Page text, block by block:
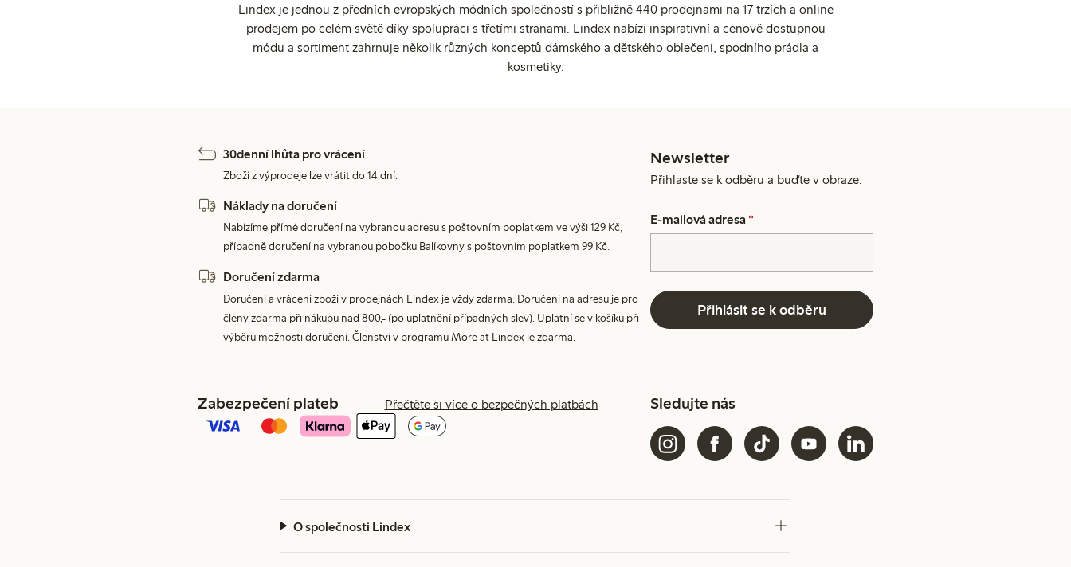
Lindex je jednou z předních evropských módních společností s přibližně 440 prodejnami na 17 trzích a online
prodejem po celém světě díky spolupráci s třetími stranami. Lindex nabízí inspirativní a cenově dostupnou
módu a sortiment zahrnuje několik různých konceptů dámského a dětského oblečení, spodního prádla a
kosmetiky.
30denní lhůta pro vrácení
Zboží z výprodeje lze vrátit do 14 dní.
Náklady na doručení
Nabízíme přímé doručení na vybranou adresu s poštovním poplatkem ve výši 129 Kč,
případně doručení na vybranou pobočku Balíkovny s poštovním poplatkem 99 Kč.
Doručení zdarma
Doručení a vrácení zboží v prodejnách Lindex je vždy zdarma. Doručení na adresu je pro
členy zdarma při nákupu nad 800,- (po uplatnění případných slev). Uplatní se v košíku při
výběru možnosti doručení. Členství v programu More at Lindex je zdarma.
Newsletter
Přihlaste se k odběru a buďte v obraze.
E-mailová adresa *
Přihlásit se k odběru
Zabezpečení plateb Přečtěte si více o bezpečných platbách Sledujte nás
O společnosti Lindex